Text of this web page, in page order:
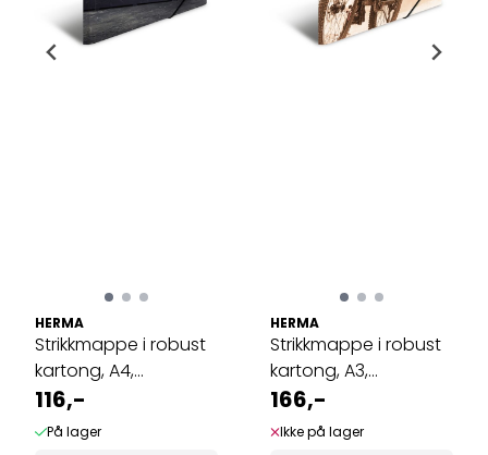
HERMA
Strikkmappe i robust
kartong, A4,
Skateboard (3 ...
116,-
På lager
HERMA
Strikkmappe i robust
kartong, A3,
Montainbike (3 ...
166,-
Ikke på lager